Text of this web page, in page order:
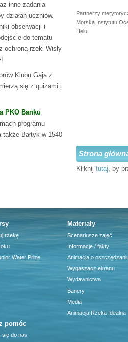
inne zadania
działań uczniów.
obserwacji i
do tematu
ochroną rzeki Wisły
Klubu Gaja z
się z quizami i
PKO Banku
programu
także Bałtyk w 1540
Partnerzy
Morska Instytutu
Helu.
Strona
Kliknij tutaj, by
rzekę
Water Prize
Materiały
Scenariusze zajęć
Informacje / fakty
Animacja o
Wygaszacz ekranu
Wydawnictwa
Banery
Media
Animacja Rzeka Idealna
pomóc
się do nas